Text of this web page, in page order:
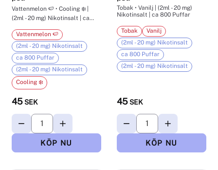
Vattenmelon 🍉 • Cooling ❄️ |
(2ml - 20 mg) Nikotinsalt | ca
45 SEK
Vattenmelon 🍉
(2ml - 20 mg) Nikotinsalt
ca 800 Puffar
(2ml - 20 mg) Nikotinsalt
Cooling ❄️
Tobak • Vanilj | (2ml - 20 mg)
Nikotinsalt | ca 800 Puffar
45 SEK
Tobak
Vanilj
(2ml - 20 mg) Nikotinsalt
ca 800 Puffar
(2ml - 20 mg) Nikotinsalt